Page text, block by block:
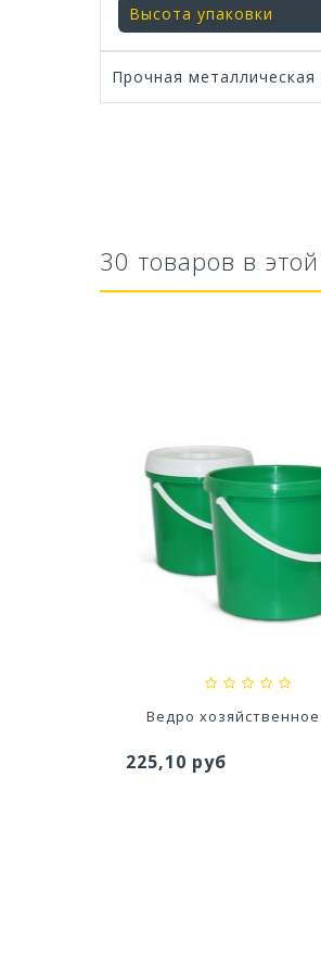
Высота упаковки
Прочная металлическая
Ускоритель компоста
79,80 руб
30 товаров в
Ведро хозяйственное
225,10 руб